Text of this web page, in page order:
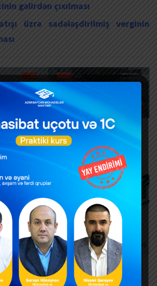
gəlirdən çıxılması
üzrə sadələşdirilmiş verginin
KANALIMIZA ÜZV OLUN
və Kadr Xidmətləri üçün linkə
daxil olun